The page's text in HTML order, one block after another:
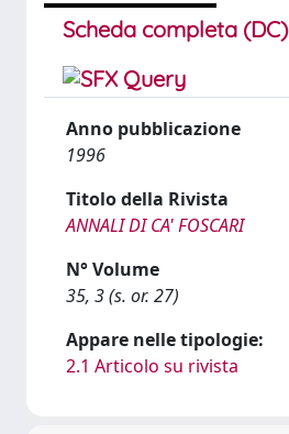
Scheda completa (DC)
Anno pubblicazione
1996
Titolo della Rivista
ANNALI DI CA' FOSCARI
N° Volume
35, 3 (s. or. 27)
Appare nelle tipologie:
2.1 Articolo su rivista